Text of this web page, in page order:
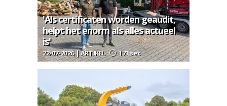
'Als certificaten worden geaudit,
helpt het enorm als alles actueel
is'
22-07-2026 | ARTIKEL 171 sec